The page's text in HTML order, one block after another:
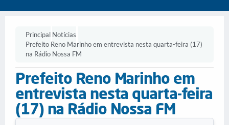
Principal Notícias
Prefeito Reno Marinho em entrevista nesta quarta-feira (17)
na Rádio Nossa FM
Prefeito Reno Marinho em
entrevista nesta quarta-feira
(17) na Rádio Nossa FM.